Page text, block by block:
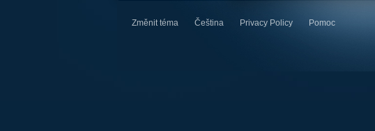
Změnit téma Čeština Privacy Policy Pomoc